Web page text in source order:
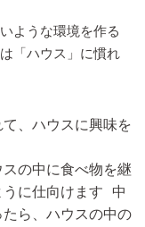
ような環境を作る
「ハウス」に慣れ
、ハウスに興味を
の中に食べ物を継
うに仕向けます 中
ら、ハウスの中の